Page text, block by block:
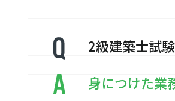
2級建築士試
身につけた業